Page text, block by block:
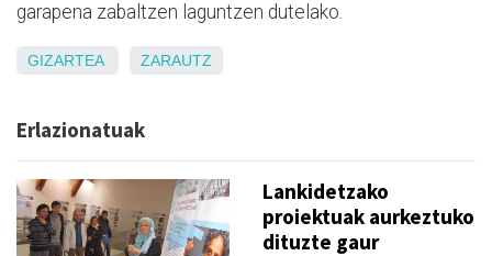
garapena zabaltzen laguntzen dutelako.
GIZARTEA ZARAUTZ
Erlazionatuak
Lankidetzako
proiektuak aurkeztuko
dituzte gaur